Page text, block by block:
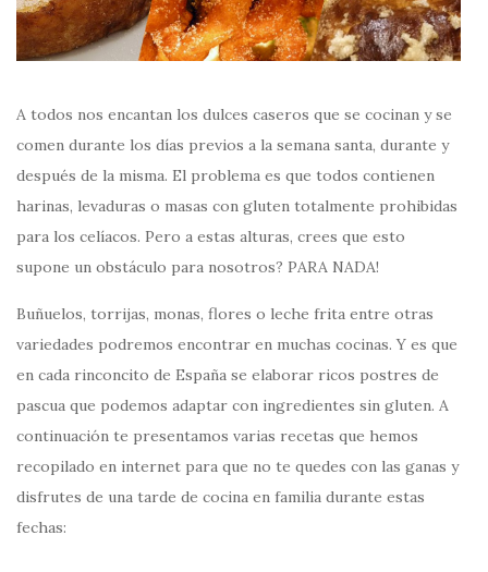
A todos nos encantan los dulces caseros que se cocinan y se
comen durante los días previos a la semana santa, durante y
después de la misma. El problema es que todos contienen
harinas, levaduras o masas con gluten totalmente prohibidas
para los celíacos. Pero a estas alturas, crees que esto
supone un obstáculo para nosotros? PARA NADA!
Buñuelos, torrijas, monas, flores o leche frita entre otras
variedades podremos encontrar en muchas cocinas. Y es que
en cada rinconcito de España se elaborar ricos postres de
pascua que podemos adaptar con ingredientes sin gluten. A
continuación te presentamos varias recetas que hemos
recopilado en internet para que no te quedes con las ganas y
disfrutes de una tarde de cocina en familia durante estas
fechas: